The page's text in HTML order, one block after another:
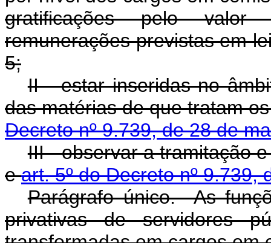
gratificações pelo valor
remunerações previstas em
5;
II - estar inseridas no
das matérias de que tratam
Decreto nº 9.739, de 28 de
III - observar a tramitação
eart. 5º do Decreto nº 9.739,
Parágrafo único. As
privativas de servidores